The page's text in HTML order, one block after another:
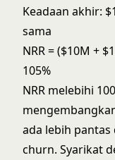
Keadaan akhir:
sama
NRR = ($10M +
105%
NRR melebihi
ada lebih
churn. Syarikat